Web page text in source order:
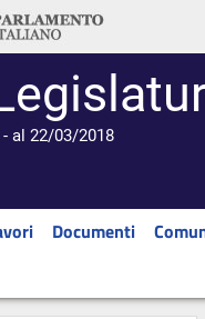
al 22/03/2018
Documenti